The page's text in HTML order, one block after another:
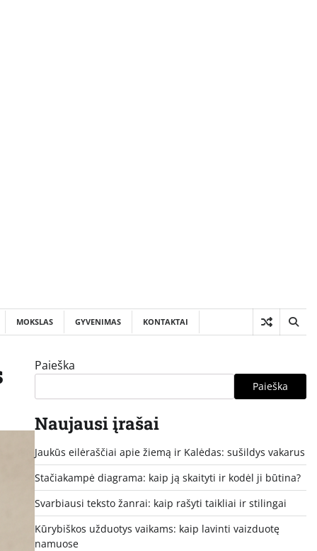
MOKSLAS GYVENIMAS KONTAKTAI
Paieška
Paieška
Naujausi įrašai
Jaukūs eilėraščiai apie žiemą ir Kalėdas: sušildys vakarus
Stačiakampė diagrama: kaip ją skaityti ir kodėl ji būtina?
Svarbiausi teksto žanrai: kaip rašyti taikliai ir stilingai
Kūrybiškos užduotys vaikams: kaip lavinti vaizduotę
namuose